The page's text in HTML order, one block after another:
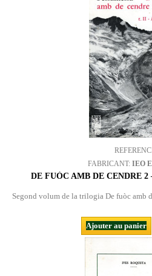
FABRICANT: IEO
DE FUÒC AMB DE CENDRE 2
Segond volum de la trilogia De fuòc amb
Ajouter au panier